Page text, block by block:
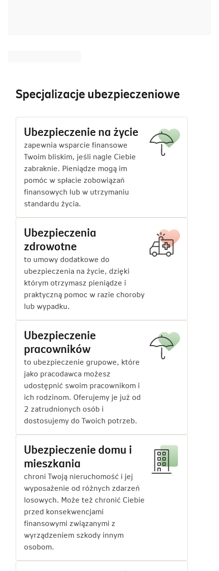
Specjalizacje ubezpieczeniowe
Ubezpieczenie na życie
zapewnia wsparcie finansowe
Twoim bliskim, jeśli nagle Ciebie
zabraknie. Pieniądze mogą im
pomóc w spłacie zobowiązań
finansowych lub w utrzymaniu
standardu życia.
Ubezpieczenia
zdrowotne
to umowy dodatkowe do
ubezpieczenia na życie, dzięki
którym otrzymasz pieniądze i
praktyczną pomoc w razie choroby
lub wypadku.
Ubezpieczenie
pracowników
to ubezpieczenie grupowe, które
jako pracodawca możesz
udostępnić swoim pracownikom i
ich rodzinom. Oferujemy je już od
2 zatrudnionych osób i
dostosujemy do Twoich potrzeb.
Ubezpieczenie domu i
mieszkania
chroni Twoją nieruchomość i jej
wyposażenie od różnych zdarzeń
losowych. Może też chronić Ciebie
przed konsekwencjami
finansowymi związanymi z
wyrządzeniem szkody innym
osobom.